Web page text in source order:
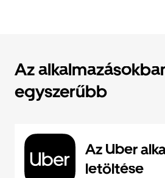
Az
egyszerűbb
Az Uber
letöltése